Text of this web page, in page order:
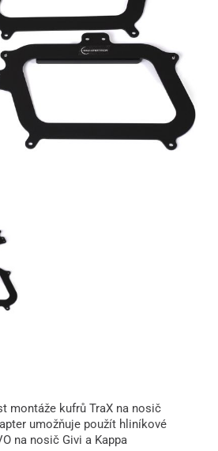
montáže kufrů TraX na nosič
umožňuje použít hliníkové
na nosič Givi a Kappa